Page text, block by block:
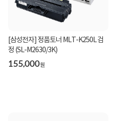
[삼성전자] 정품토너 MLT-K250L 검
정 (SL-M2630/3K)
155,000원